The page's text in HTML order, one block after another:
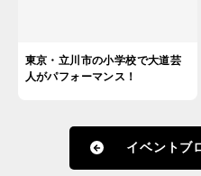
東京・立川市の小学校で大道芸
人がパフォーマンス！
イベントブ